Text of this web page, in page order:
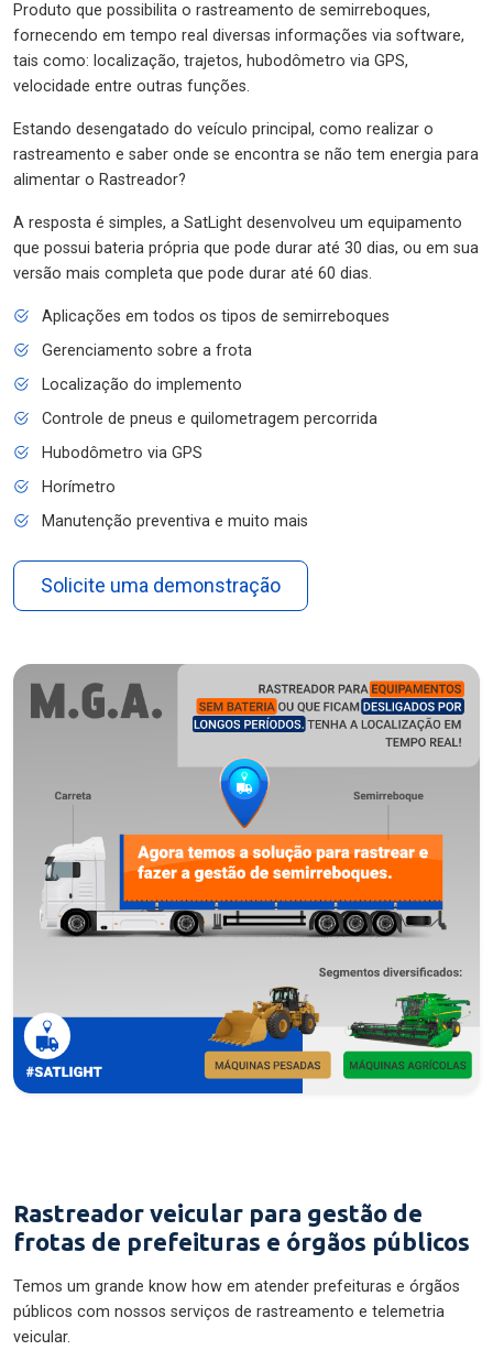
Produto que possibilita o rastreamento de semirreboques,
fornecendo em tempo real diversas informações via software,
tais como: localização, trajetos, hubodômetro via GPS,
velocidade entre outras funções.
Estando desengatado do veículo principal, como realizar o
rastreamento e saber onde se encontra se não tem energia para
alimentar o Rastreador?
A resposta é simples, a SatLight desenvolveu um equipamento
que possui bateria própria que pode durar até 30 dias, ou em sua
versão mais completa que pode durar até 60 dias.
Aplicações em todos os tipos de semirreboques
Gerenciamento sobre a frota
Localização do implemento
Controle de pneus e quilometragem percorrida
Hubodômetro via GPS
Horímetro
Manutenção preventiva e muito mais
Solicite uma demonstração
Rastreador veicular para gestão de
frotas de prefeituras e órgãos públicos
Temos um grande know how em atender prefeituras e órgãos
públicos com nossos serviços de rastreamento e telemetria
veicular.